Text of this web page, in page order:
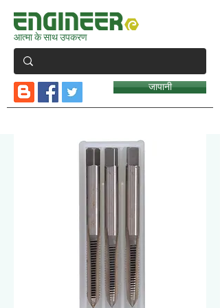
आत्मा के साथ उपकरण
जापानी